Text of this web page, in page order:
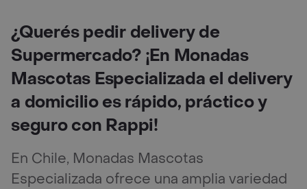
¿Querés pedir delivery de
Supermercado? ¡En Monadas
Mascotas Especializada el delivery
a domicilio es rápido, práctico y
seguro con Rappi!
En Chile, Monadas Mascotas
Especializada ofrece una amplia variedad